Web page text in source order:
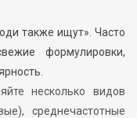
также ищут». Часто
формулировки,
несколько видов
среднечастотные